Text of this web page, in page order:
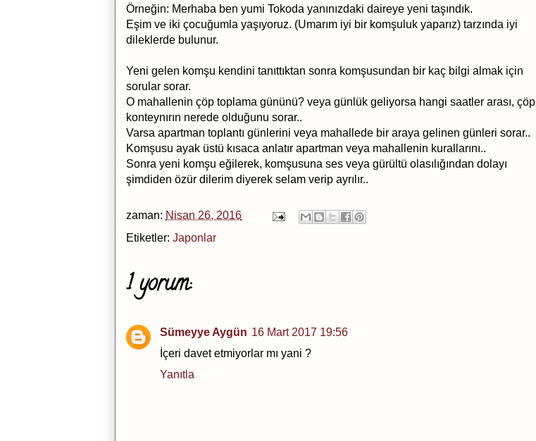
Örneğin: Merhaba ben yumi Tokoda yanınızdaki daireye yeni taşındık.
Eşim ve iki çocuğumla yaşıyoruz. (Umarım iyi bir komşuluk yaparız) tarzında iyi
dileklerde bulunur.
Yeni gelen komşu kendini tanıttıktan sonra komşusundan bir kaç bilgi almak için
sorular sorar.
O mahallenin çöp toplama gününü? veya günlük geliyorsa hangi saatler arası, çöp
konteynırın nerede olduğunu sorar..
Varsa apartman toplantı günlerini veya mahallede bir araya gelinen günleri sorar..
Komşusu ayak üstü kısaca anlatır apartman veya mahallenin kurallarını..
Sonra yeni komşu eğilerek, komşusuna ses veya gürültü olasılığından dolayı
şimdiden özür dilerim diyerek selam verip ayrılır..
zaman: Nisan 26, 2016
Etiketler: Japonlar
1 yorum:
Sümeyye Aygün 16 Mart 2017 19:56
İçeri davet etmiyorlar mı yani ?
Yanıtla